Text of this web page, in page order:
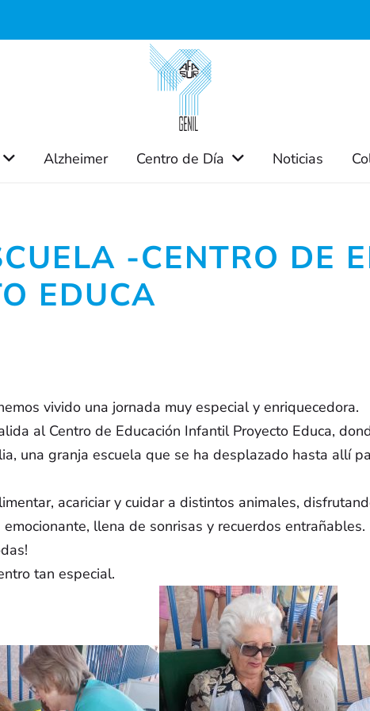
Alzheimer Centro de Día Noticias
-CENTRO DE
EDUCA
vivido una jornada muy especial y enriquecedora.
al Centro de Educación Infantil Proyecto Educa,
una granja escuela que se ha desplazado hasta allí
acariciar y cuidar a distintos animales,
llena de sonrisas y recuerdos entrañables.
tan especial.
Legal
Cookies
Enlaces de Interés
Confederación Española
Asociaciones de
Fundación Alzheimer
Alzheimer
ENTIDADES COLABORADORAS